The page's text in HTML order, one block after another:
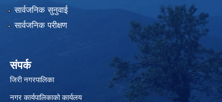
सार्वजनिक सुनुवाई
सार्वजनिक परीक्षण
संपर्क
जिरी नगरपालिका
नगर कार्यपालिकाको कार्यलय